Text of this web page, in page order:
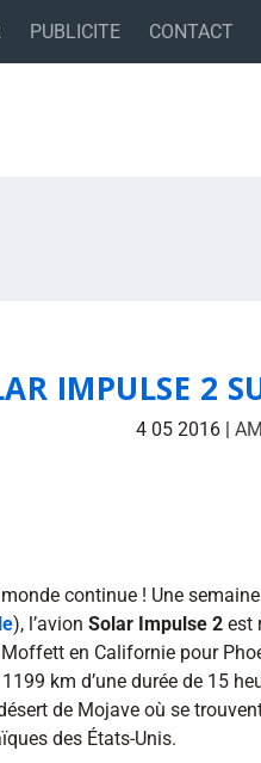
PUBLICITE CONTACT
IMPULSE 2
4 05 2016 |
continue ! Une
), l’avion Solar Impulse 2 est
en Californie pour
km d’une durée de 15
de Mojave où se
des États-Unis.